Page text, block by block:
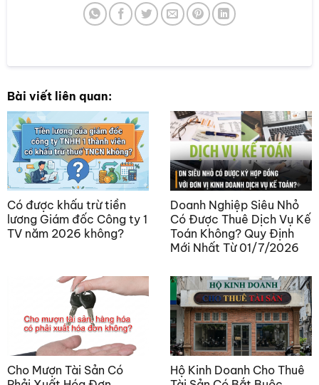
SUBMIT RATING
Bài viết liên quan:
Có được khấu trừ tiền
lương Giám đốc Công ty 1
TV năm 2026 không?
Doanh Nghiệp Siêu Nhỏ
Có Được Thuê Dịch Vụ Kế
Toán Không? Quy Định
Mới Nhất Từ 01/7/2026
Cho Mượn Tài Sản Có
Hộ Kinh Doanh Cho Thuê